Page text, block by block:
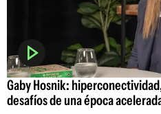
Gaby Hosnik:
desafíos de una época